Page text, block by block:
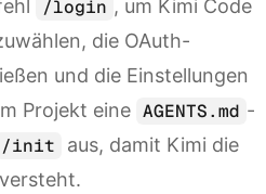
/login , um Kimi Code
die OAuth-
und die Einstellungen
Projekt eine AGENTS.md -
/init
aus, damit Kimi die